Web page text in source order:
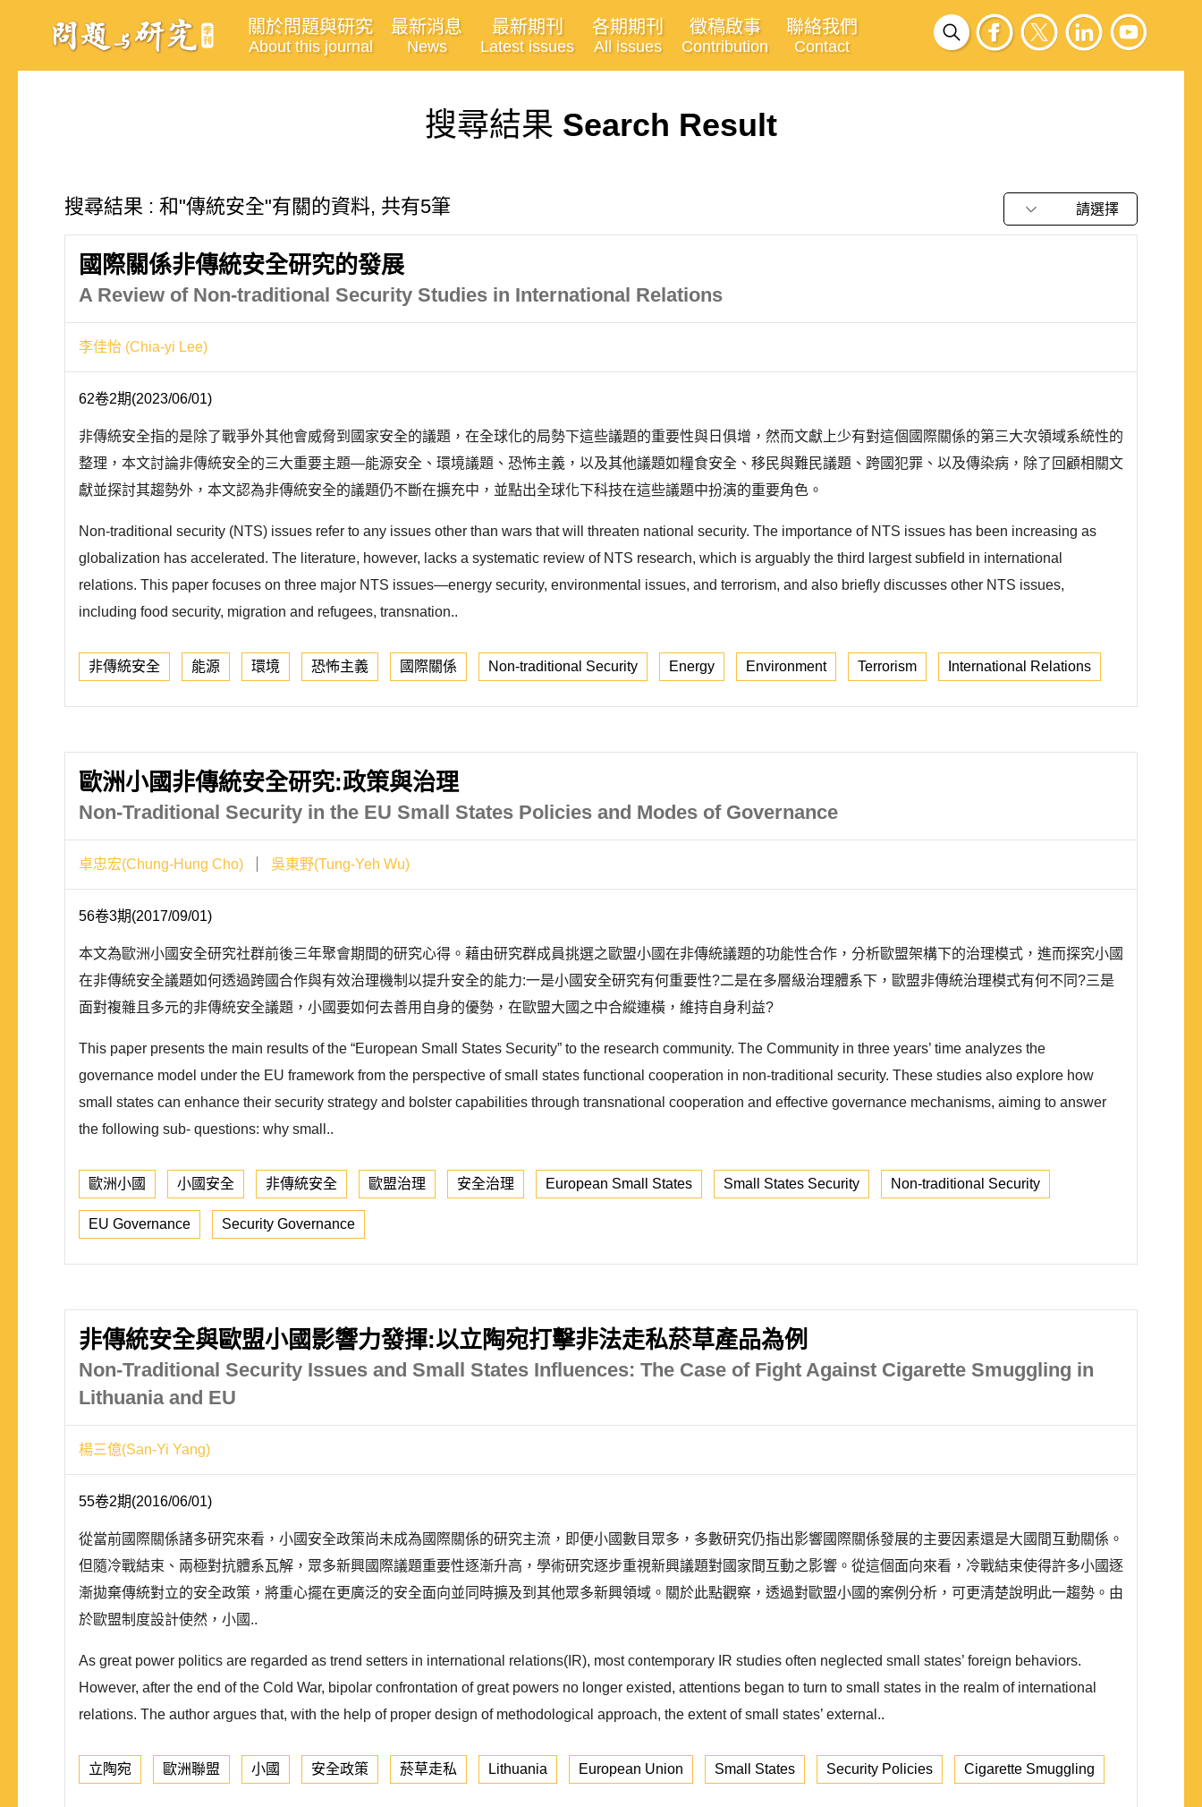
關於問題與研究
About this journal
最新消息
News
最新期刊
Latest issues
各期期刊
All issues
徵稿啟事
Contribution
聯絡我們
Contact
搜尋結果 Search Result
搜尋結果 : 和"傳統安全"有關的資料, 共有5筆 請選擇
國際關係非傳統安全研究的發展
A Review of Non-traditional Security Studies in International Relations
李佳怡 (Chia-yi Lee)
62卷2期(2023/06/01)
非傳統安全指的是除了戰爭外其他會威脅到國家安全的議題，在全球化的局勢下這些議題的重要性與日俱增，然而文獻上少有對這個國際關係的第三大次領域系統性的
整理，本文討論非傳統安全的三大重要主題—能源安全、環境議題、恐怖主義，以及其他議題如糧食安全、移民與難民議題、跨國犯罪、以及傳染病，除了回顧相關文
獻並探討其趨勢外，本文認為非傳統安全的議題仍不斷在擴充中，並點出全球化下科技在這些議題中扮演的重要角色。
Non-traditional security (NTS) issues refer to any issues other than wars that will threaten national security. The importance of NTS issues has been increasing as
globalization has accelerated. The literature, however, lacks a systematic review of NTS research, which is arguably the third largest subfield in international
relations. This paper focuses on three major NTS issues—energy security, environmental issues, and terrorism, and also briefly discusses other NTS issues,
including food security, migration and refugees, transnation..
非傳統安全 能源 環境 恐怖主義 國際關係 Non-traditional Security Energy Environment Terrorism International Relations
歐洲小國非傳統安全研究:政策與治理
Non-Traditional Security in the EU Small States Policies and Modes of Governance
卓忠宏(Chung-Hung Cho) 吳東野(Tung-Yeh Wu)
56卷3期(2017/09/01)
本文為歐洲小國安全研究社群前後三年聚會期間的研究心得。藉由研究群成員挑選之歐盟小國在非傳統議題的功能性合作，分析歐盟架構下的治理模式，進而探究小國
在非傳統安全議題如何透過跨國合作與有效治理機制以提升安全的能力:一是小國安全研究有何重要性?二是在多層級治理體系下，歐盟非傳統治理模式有何不同?三是
面對複雜且多元的非傳統安全議題，小國要如何去善用自身的優勢，在歐盟大國之中合縱連橫，維持自身利益?
This paper presents the main results of the “European Small States Security” to the research community. The Community in three years’ time analyzes the
governance model under the EU framework from the perspective of small states functional cooperation in non-traditional security. These studies also explore how
small states can enhance their security strategy and bolster capabilities through transnational cooperation and effective governance mechanisms, aiming to answer
the following sub- questions: why small..
歐洲小國 小國安全 非傳統安全 歐盟治理 安全治理 European Small States Small States Security Non-traditional Security
EU Governance Security Governance
非傳統安全與歐盟小國影響力發揮:以立陶宛打擊非法走私菸草產品為例
Non-Traditional Security Issues and Small States Influences: The Case of Fight Against Cigarette Smuggling in
Lithuania and EU
楊三億(San-Yi Yang)
55卷2期(2016/06/01)
從當前國際關係諸多研究來看，小國安全政策尚未成為國際關係的研究主流，即便小國數目眾多，多數研究仍指出影響國際關係發展的主要因素還是大國間互動關係。
但隨冷戰結束、兩極對抗體系瓦解，眾多新興國際議題重要性逐漸升高，學術研究逐步重視新興議題對國家間互動之影響。從這個面向來看，冷戰結束使得許多小國逐
漸拋棄傳統對立的安全政策，將重心擺在更廣泛的安全面向並同時擴及到其他眾多新興領域。關於此點觀察，透過對歐盟小國的案例分析，可更清楚說明此一趨勢。由
於歐盟制度設計使然，小國..
As great power politics are regarded as trend setters in international relations(IR), most contemporary IR studies often neglected small states’ foreign behaviors.
However, after the end of the Cold War, bipolar confrontation of great powers no longer existed, attentions began to turn to small states in the realm of international
relations. The author argues that, with the help of proper design of methodological approach, the extent of small states’ external..
立陶宛 歐洲聯盟 小國 安全政策 菸草走私 Lithuania European Union Small States Security Policies Cigarette Smuggling